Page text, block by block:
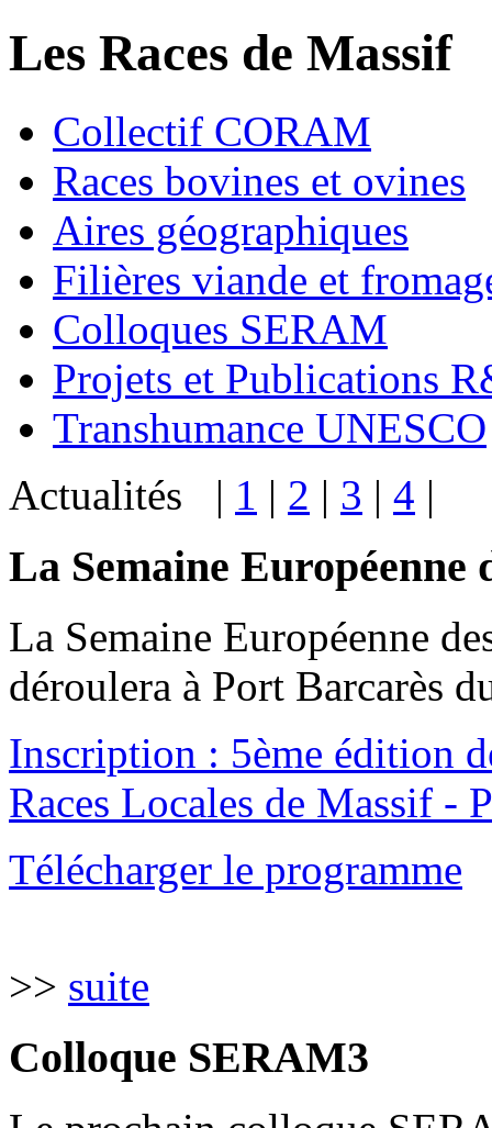
Les Races de Massif
Collectif CORAM
Races bovines et ovines
Aires géographiques
Filières viande et
Colloques SERAM
Projets et Publications
Transhumance UNESCO
Actualités | 1 | 2 | 3 | 4 |
La Semaine Européenne
La Semaine Européenne
déroulera à Port Barcarès
Inscription : 5ème édition
Races Locales de Massif -
Télécharger le programme
>> suite
Colloque SERAM3